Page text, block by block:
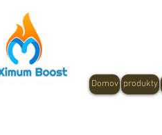
Domov produkty